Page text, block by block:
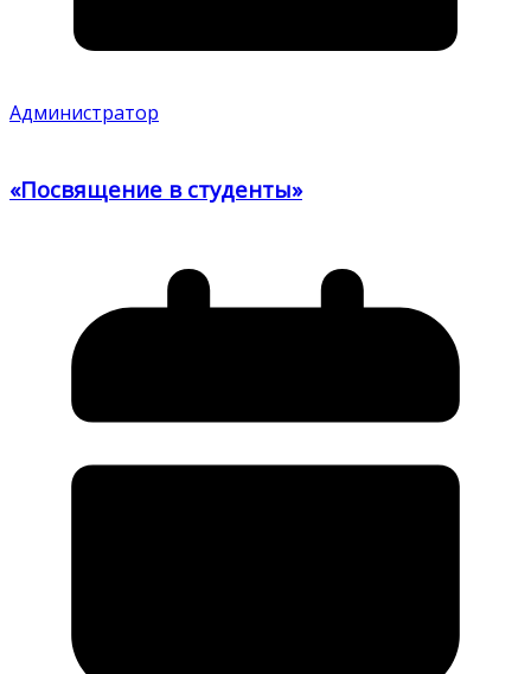
Администратор
«Посвящение в студенты»